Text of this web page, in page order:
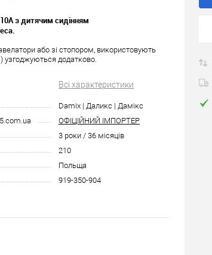
з дитячим сидінням
або зі стопором, використовують
узгоджуються додатково.
Всі характеристики
Damix | Даликс | Дамікс
ОФІЦІЙНИЙ ІМПОРТЕР
3 роки / 36 місяців
210
Польща
919-350-904